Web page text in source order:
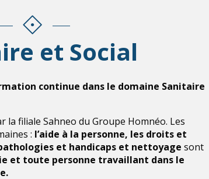
et Social
continue dans le domaine Sanitaire
filiale Sahneo du Groupe Homnéo. Les
: l’aide à la personne, les droits et
et handicaps et nettoyage sont
et toute personne travaillant dans le